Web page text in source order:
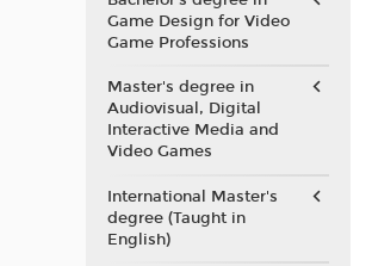
Game Design for Video
Game Professions
Master's degree in
Audiovisual, Digital
Interactive Media and
Video Games
International Master's
degree (Taught in
English)